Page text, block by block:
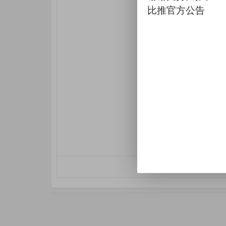
比推官方公告